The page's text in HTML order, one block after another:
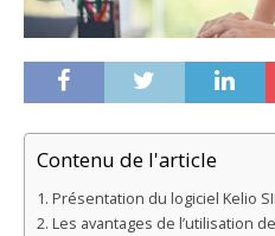
Contenu de l'article
Présentation du logiciel Kelio
Les avantages de l’utilisation